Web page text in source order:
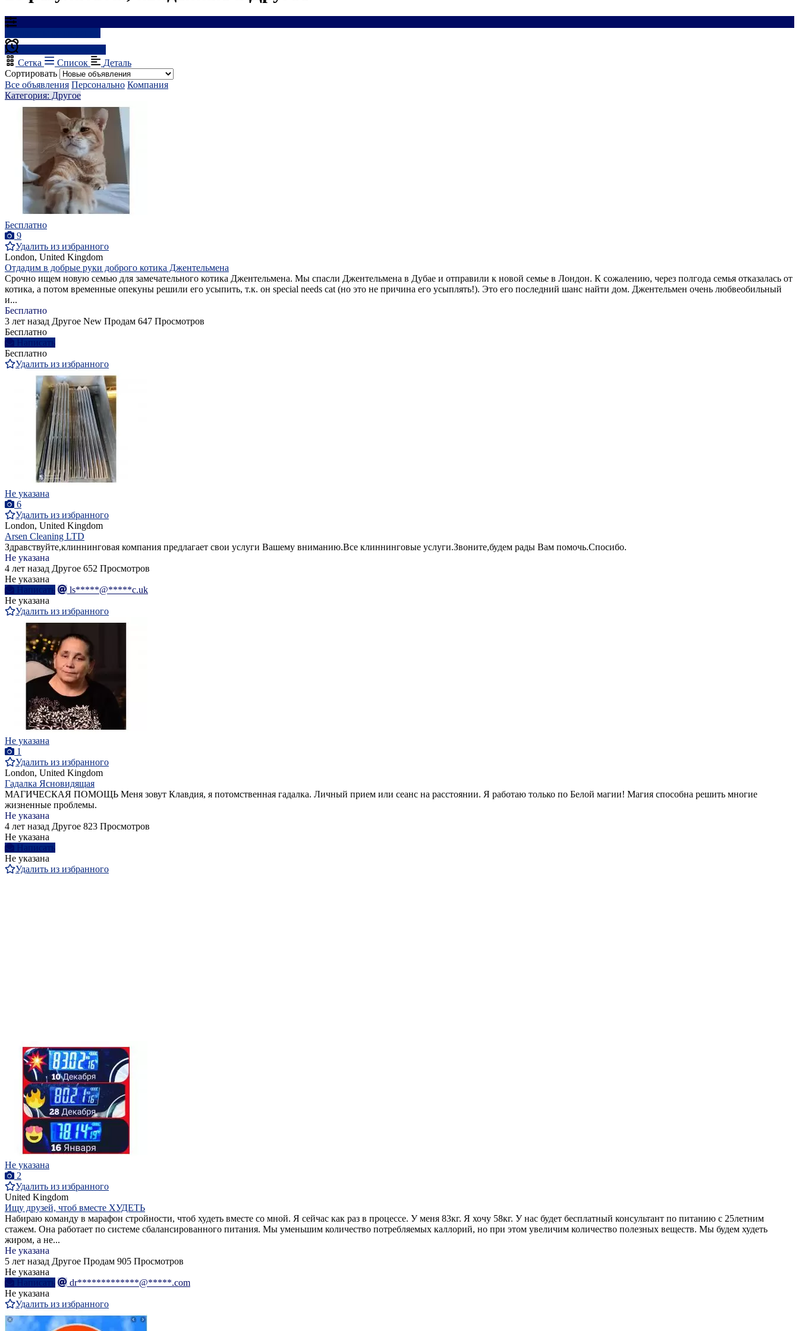
Сетка
Список
Деталь
Сортировать
Все объявления Персонально Компания
Категория: Другое
Бесплатно
9
Удалить из избранного
London, United Kingdom
Отдадим в добрые руки доброго котика Джентельмена
Срочно ищем новую семью для замечательного котика Джентельмена. Мы спасли Джентельмена в Дубае и отправили к новой семье в Лондон. К сожалению, через полгода семья отказалась от
котика, а потом временные опекуны решили его усыпить, т.к. он special needs cat (но это не причина его усыплять!). Это его последний шанс найти дом. Джентельмен очень любвеобильный
и...
Бесплатно
3 лет назад Другое New Продам 647 Просмотров
Бесплатно
Написать
Бесплатно
Удалить из избранного
Не указана
6
Удалить из избранного
London, United Kingdom
Arsen Cleaning LTD
Здравствуйте,клиннинговая компания предлагает свои услуги Вашему вниманию.Все клиннинговые услуги.Звоните,будем рады Вам помочь.Спосибо.
Не указана
4 лет назад Другое 652 Просмотров
Не указана
Написать
ls*****@*****c.uk
Не указана
Удалить из избранного
Не указана
1
Удалить из избранного
London, United Kingdom
Гадалка Ясновидящая
МАГИЧЕСКАЯ ПОМОЩЬ Меня зовут Клавдия, я потомственная гадалка. Личный прием или сеанс на расстоянии. Я работаю только по Белой магии! Магия способна решить многие
жизненные проблемы.
Не указана
4 лет назад Другое 823 Просмотров
Не указана
Написать
Не указана
Удалить из избранного
Не указана
2
Удалить из избранного
United Kingdom
Ищу друзей, чтоб вместе ХУДЕТЬ
Набираю команду в марафон стройности, чтоб худеть вместе со мной. Я сейчас как раз в процессе. У меня 83кг. Я хочу 58кг. У нас будет бесплатный консультант по питанию с 25летним
стажем. Она работает по системе сбалансированного питания. Мы уменьшим количество потребляемых каллорий, но при этом увеличим количество полезных веществ. Мы будем худеть
жиром, а не...
Не указана
5 лет назад Другое Продам 905 Просмотров
Не указана
Написать
dr*************@*****.com
Не указана
Удалить из избранного